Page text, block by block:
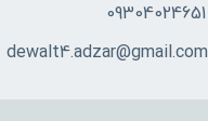
09304024651
dewalt4.adzar@gmail.com